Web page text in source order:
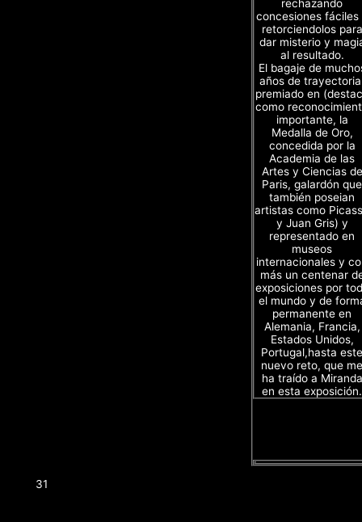
rechazando
concesiones fáciles
retorciendolos para
dar misterio y
al resultado.
El bagaje de
años de
premiado en
como
importante, la
Medalla de Oro,
concedida por la
Academia de las
Artes y Ciencias de
Paris, galardón que
también poseian
artistas como
y Juan Gris) y
representado en
museos
internacionales y
más un centenar
exposiciones por
el mundo y de
permanente en
Alemania, Francia,
Estados Unidos,
Portugal,hasta este
nuevo reto, que me
ha traído a Miranda
en esta exposición.
31